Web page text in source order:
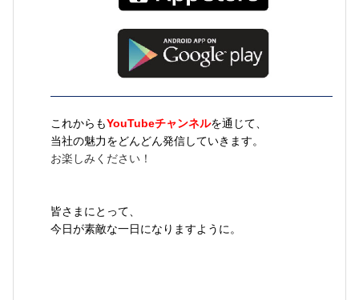
これからもYouTubeチャンネルを通じて、
当社の魅力をどんどん発信していきます。
お楽しみください！
皆さまにとって、
今日が素敵な一日になりますように。